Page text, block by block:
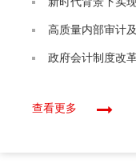
高质量内部审计
政府会计制度改
查看更多